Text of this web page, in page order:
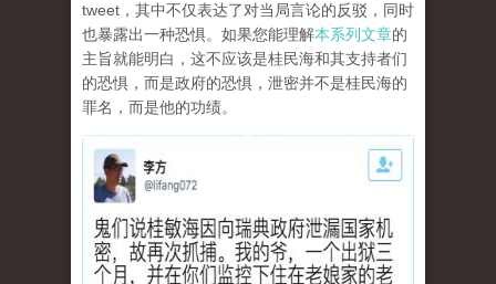
tweet，其中不仅表达了对当局言论的反驳，同时
也暴露出一种恐惧。如果您能理解本系列文章的
主旨就能明白，这不应该是桂民海和其支持者们
的恐惧，而是政府的恐惧，泄密并不是桂民海的
罪名，而是他的功绩。